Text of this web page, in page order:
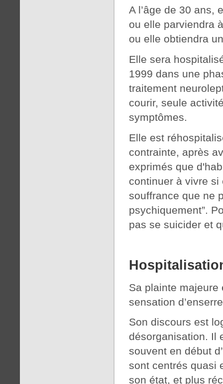
A l’âge de 30 ans,
ou elle parviendra
ou elle obtiendra
Elle sera
1999 dans une
traitement
courir, seule
symptômes.
Elle est
contrainte, après
exprimés que
continuer à vivre si
souffrance que ne
psychiquement”.
pas se suicider et
Sa plainte majeure
sensation
Son discours est
désorganisation. Il
souvent en début
sont centrés quasi
son état, et plus